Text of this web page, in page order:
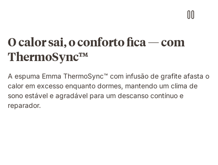
cada
lado.
O calor sai, o conforto fica — com
ThermoSync™
A espuma Emma ThermoSync™ com infusão de grafite afasta o
calor em excesso enquanto dormes, mantendo um clima de
sono estável e agradável para um descanso contínuo e
reparador.